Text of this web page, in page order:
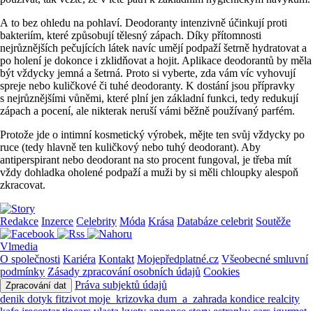
A to bez ohledu na pohlaví. Deodoranty intenzivně účinkují proti
bakteriím, které způsobují tělesný zápach. Díky přítomnosti
nejrůznějších pečujících látek navíc umějí podpaží šetrně hydratovat a
po holení je dokonce i zklidňovat a hojit. Aplikace deodorantů by měla
být vždycky jemná a šetrná. Proto si vyberte, zda vám víc vyhovují
spreje nebo kuličkové či tuhé deodoranty. K dostání jsou přípravky
s nejrůznějšími vůněmi, které plní jen základní funkci, tedy redukují
zápach a pocení, ale nikterak neruší vámi běžně používaný parfém.
Protože jde o intimní kosmetický výrobek, mějte ten svůj vždycky po
ruce (tedy hlavně ten kuličkový nebo tuhý deodorant). Aby
antiperspirant nebo deodorant na sto procent fungoval, je třeba mít
vždy dohladka oholené podpaží a muži by si měli chloupky alespoň
zkracovat.
Redakce Inzerce Celebrity Móda Krása Databáze celebrit Soutěže
Vlmedia
O společnosti Kariéra Kontakt Mojepředplatné.cz Všeobecné smluvní
podmínky Zásady zpracování osobních údajů Cookies
Zpracování dat
Práva subjektů údajů
denik dotyk fitzivot moje_krizovka dum_a_zahrada kondice realcity